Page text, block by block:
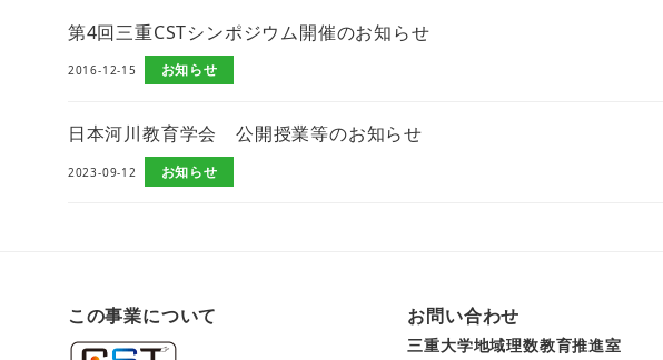
第4回三重CSTシンポジウム開催のお知らせ
2016-12-15 お知らせ
日本河川教育学会 公開授業等のお知らせ
2023-09-12 お知らせ
この事業について お問い合わせ
三重大学地域理数教育推進室